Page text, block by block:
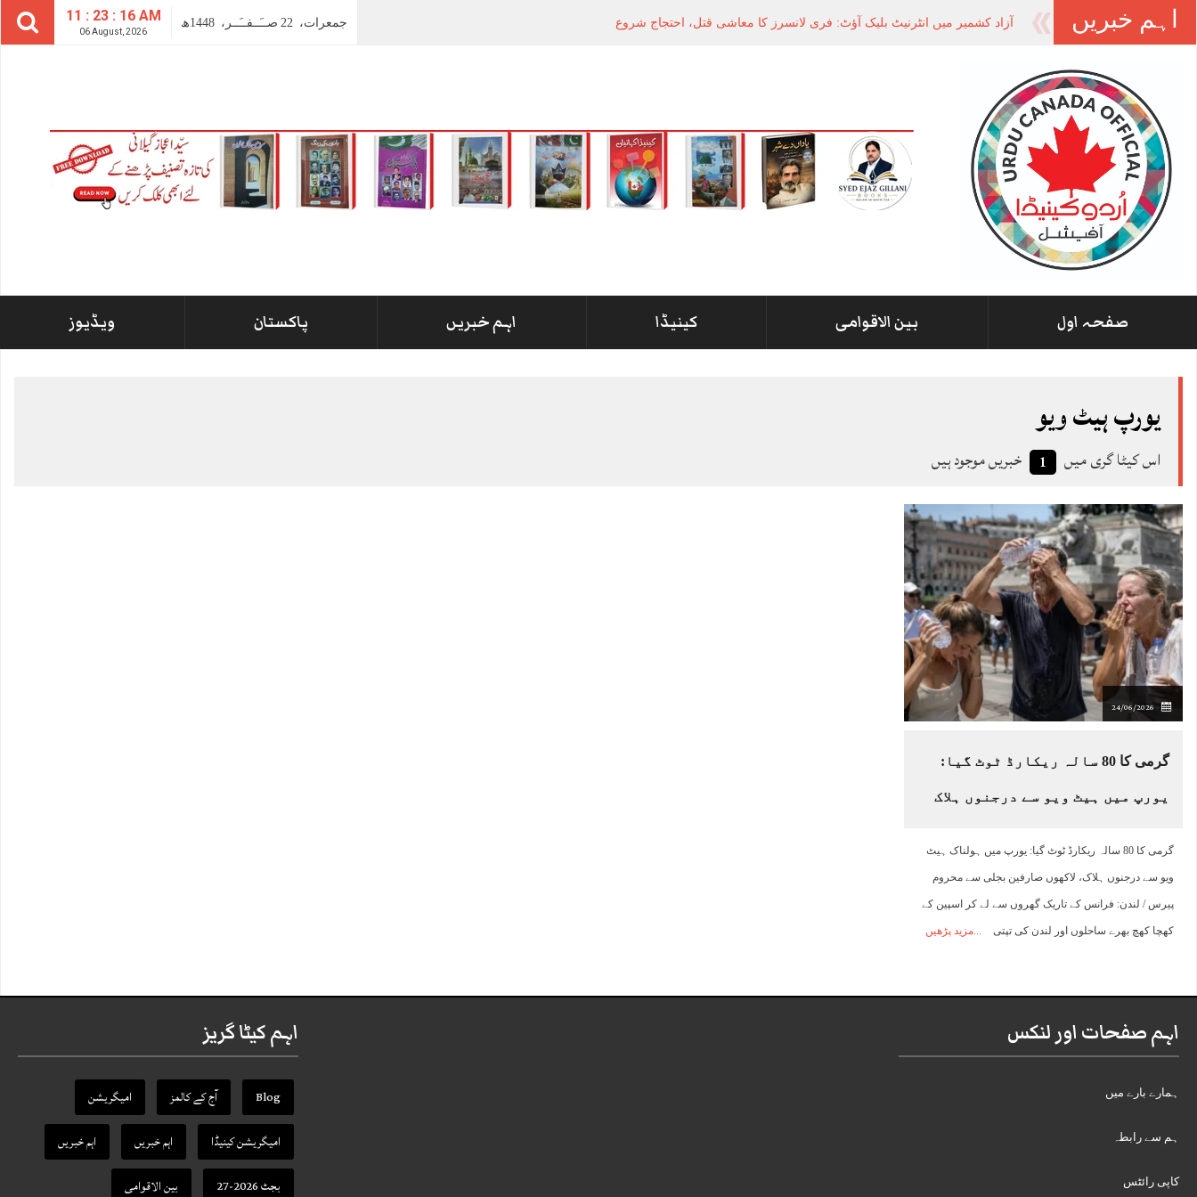
11 : 23 : 16 AM
06 August, 2026
جمعرات، 22 صــَــفــَــر، 1448ھ اہم خبریں آزاد کشمیر میں انٹرنیٹ بلیک آؤٹ: فری لانسرز کا معاشی قتل، احتجاج شروع
صفحہ اول بین الاقوامی کینیڈا اہم خبریں پاکستان ویڈیوز
یورپ ہیٹ ویو
اس کیٹا گری میں 1 خبریں موجود ہیں
24/06/2026
گرمی کا 80 سالہ ریکارڈ ٹوٹ گیا:
یورپ میں ہیٹ ویو سے درجنوں ہلاک
گرمی کا 80 سالہ ریکارڈ ٹوٹ گیا: یورپ میں ہولناک ہیٹ
ویو سے درجنوں ہلاک، لاکھوں صارفین بجلی سے محروم
پیرس / لندن: فرانس کے تاریک گھروں سے لے کر اسپین کے
کھچا کھچ بھرے ساحلوں اور لندن کی تپتی مزید پڑھیں
اہم صفحات اور لنکس
ہمارے بارے میں
ہم سے رابطہ
کاپی رائٹس
اہم کیٹا گریز
Blog آج کے کالمز
امیگریشن
امیگریشن کینیڈا
اہم خبریں
اہم خبریں
بجٹ 2026-27
بین الاقوامی